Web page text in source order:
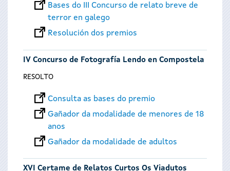
Bases do III Concurso de relato breve de
terror en galego
Resolución dos premios
IV Concurso de Fotografía Lendo en Compostela
RESOLTO
Consulta as bases do premio
Gañador da modalidade de menores de 18
anos
Gañador da modalidade de adultos
XVI Certame de Relatos Curtos Os Viadutos